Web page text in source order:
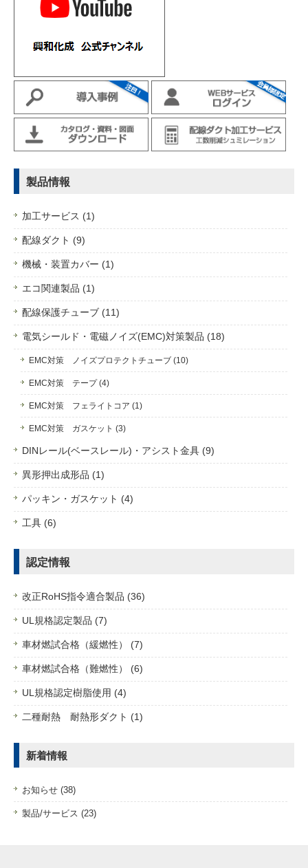
製品情報
加工サービス (1)
配線ダクト (9)
機械・装置カバー (1)
エコ関連製品 (1)
配線保護チューブ (11)
電気シールド・電磁ノイズ(EMC)対策製品 (18)
EMC対策 ノイズプロテクトチューブ (10)
EMC対策 テープ (4)
EMC対策 フェライトコア (1)
EMC対策 ガスケット (3)
DINレール(ベースレール)・アシスト金具 (9)
異形押出成形品 (1)
パッキン・ガスケット (4)
工具 (6)
認定情報
改正RoHS指令適合製品 (36)
UL規格認定製品 (7)
車材燃試合格（緩燃性） (7)
車材燃試合格（難燃性） (6)
UL規格認定樹脂使用 (4)
二種耐熱 耐熱形ダクト (1)
新着情報
お知らせ (38)
製品/サービス (23)